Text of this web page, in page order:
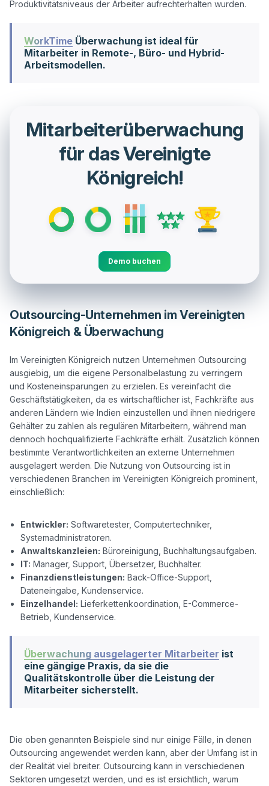
WorkTime Überwachung ist ideal für
Mitarbeiter in Remote-, Büro- und Hybrid-
Arbeitsmodellen.
Mitarbeiterüberwachung
für das Vereinigte
Königreich!
Demo buchen
Outsourcing-Unternehmen im Vereinigten
Königreich & Überwachung
Im Vereinigten Königreich nutzen Unternehmen Outsourcing
ausgiebig, um die eigene Personalbelastung zu verringern
und Kosteneinsparungen zu erzielen. Es vereinfacht die
Geschäftstätigkeiten, da es wirtschaftlicher ist, Fachkräfte aus
anderen Ländern wie Indien einzustellen und ihnen niedrigere
Gehälter zu zahlen als regulären Mitarbeitern, während man
dennoch hochqualifizierte Fachkräfte erhält. Zusätzlich können
bestimmte Verantwortlichkeiten an externe Unternehmen
ausgelagert werden. Die Nutzung von Outsourcing ist in
verschiedenen Branchen im Vereinigten Königreich prominent,
einschließlich:
Entwickler: Softwaretester, Computertechniker,
Systemadministratoren.
Anwaltskanzleien: Büroreinigung, Buchhaltungsaufgaben.
IT: Manager, Support, Übersetzer, Buchhalter.
Finanzdienstleistungen: Back-Office-Support,
Dateneingabe, Kundenservice.
Einzelhandel: Lieferkettenkoordination, E-Commerce-
Betrieb, Kundenservice.
Überwachung ausgelagerter Mitarbeiter ist
eine gängige Praxis, da sie die
Qualitätskontrolle über die Leistung der
Mitarbeiter sicherstellt.
Die oben genannten Beispiele sind nur einige Fälle, in denen
Outsourcing angewendet werden kann, aber der Umfang ist in
der Realität viel breiter. Outsourcing kann in verschiedenen
Sektoren umgesetzt werden, und es ist ersichtlich, warum